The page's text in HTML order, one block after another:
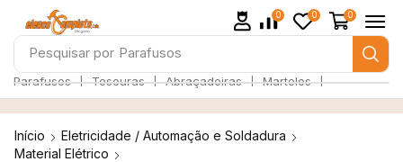
Pesquisar por Parafusos
Parafusos ❘ Tesouras ❘ Abraçadeiras ❘ Martelos ❘
0 0 0
Início
Eletricidade / Automação e Soldadura
Material Elétrico